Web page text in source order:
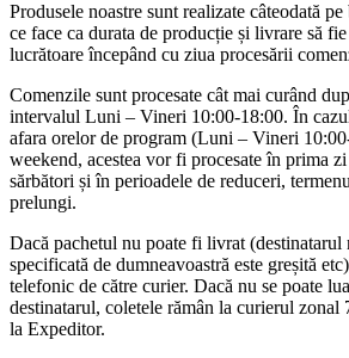
Produsele noastre sunt realizate câteodată pe
ce face ca durata de producție și livrare să
lucrătoare începând cu ziua procesării
Comenzile sunt procesate cât mai curând
intervalul Luni – Vineri 10:00-18:00. În
afara orelor de program (Luni – Vineri
weekend, acestea vor fi procesate în prima
sărbători și în perioadele de reduceri,
prelungi.
Dacă pachetul nu poate fi livrat (destinatarul
specificată de dumneavoastră este greșită
telefonic de către curier. Dacă nu se poate
destinatarul, coletele rămân la curierul zonal
la Expeditor.